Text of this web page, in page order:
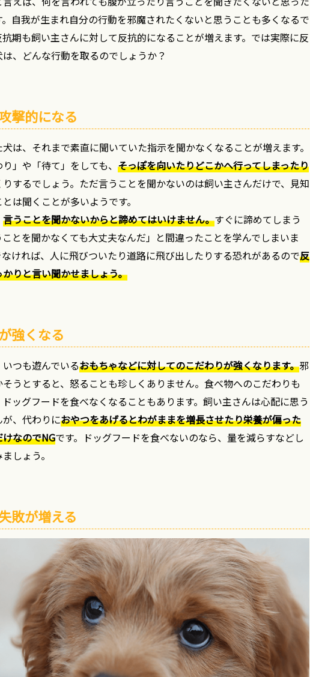
。自我が生まれ自分の行動を邪魔されたくないと思うことも多くなるで
抗期も飼い主さんに対して反抗的になることが増えます。では実際に反
、どんな行動を取るのでしょうか？
撃的になる
は、それまで素直に聞いていた指示を聞かなくなることが増えます。
」や「待て」をしても、 そっぽを向いたりどこかへ行ってしまったり
するでしょう。ただ言うことを聞かないのは飼い主さんだけで、見知
は聞くことが多いようです。
言うことを聞かないからと諦めてはいけません。すぐに諦めてしまう
とを聞かなくても大丈夫なんだ」と間違ったことを学んでしまいま
ければ、人に飛びついたり道路に飛び出したりする恐れがあるので反
りと言い聞かせましょう。
強くなる
つも遊んでいるおもちゃなどに対してのこだわりが強くなります。邪
うとすると、怒ることも珍しくありません。食べ物へのこだわりも
ッグフードを食べなくなることもあります。飼い主さんは心配に思う
、代わりにおやつをあげるとわがままを増長させたり栄養が偏った
なのでNGです。ドッグフードを食べないのなら、量を減らすなどし
しょう。
敗が増える